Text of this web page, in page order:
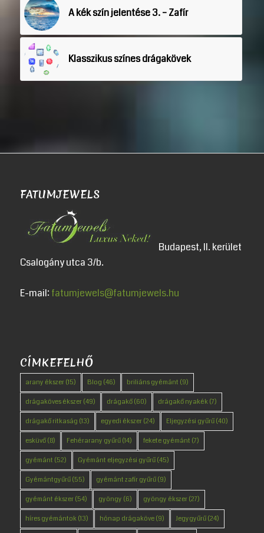
A kék szín jelentése 3. – Zafír
Klasszikus színes drágakövek
FATUMJEWELS
Budapest, II. kerület
Csalogány utca 3/b.
E-mail: fatumjewels@fatumjewels.hu
CÍMKEFELHŐ
arany ékszer(15) Blog (46) briliáns gyémánt (9)
drágaköves ékszer(49) drágakő(60) drágakő nyakék(7)
drágakő ritkaság (13) egyedi ékszer(24) Eljegyzési gyűrű(40)
esküvő(8) Fehérarany gyűrű(14) fekete gyémánt (7)
gyémánt (52) Gyémánt eljegyzési gyűrű(45)
Gyémántgyűrű(55) gyémánt zafír gyűrű(9)
gyémánt ékszer(54) gyöngy (6) gyöngy ékszer(27)
híres gyémántok(13) hónap drágaköve(9) Jegygyűrű(24)